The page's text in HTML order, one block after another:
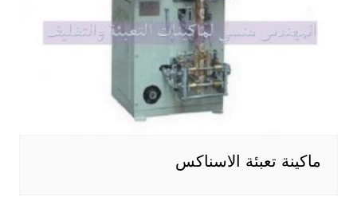
ماكينة تعبئة الاسناكس